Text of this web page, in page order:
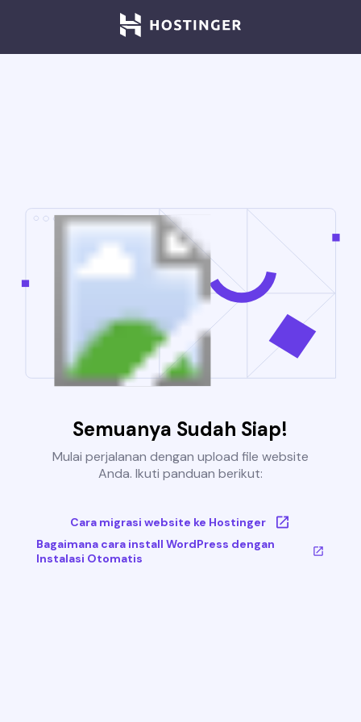
Semuanya Sudah Siap!
Mulai perjalanan dengan upload file website
Anda. Ikuti panduan berikut:
Cara migrasi website ke Hostinger
Bagaimana cara install WordPress dengan
Instalasi Otomatis